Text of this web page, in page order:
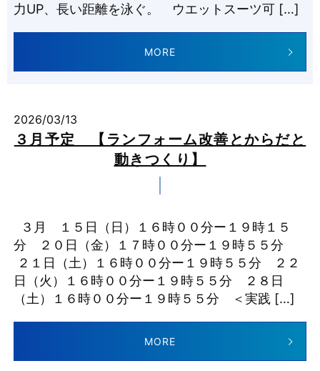
力UP、長い距離を泳ぐ。 ウエットスーツ可 […]
MORE
2026/03/13
３月予定 【ランフォーム改善とからだと
動きつくり】
３月 １５日（日）１６時００分ー１９時１５
分 ２０日（金）１７時００分ー１９時５５分
２１日（土）１６時００分ー１９時５５分 ２２
日（火）１６時００分ー１９時５５分 ２８日
（土）１６時００分ー１９時５５分 ＜実践 […]
MORE